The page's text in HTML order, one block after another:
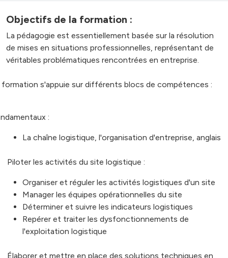
Objectifs de la formation :
La pédagogie est essentiellement basée sur la résolution
de mises en situations professionnelles, représentant de
véritables problématiques rencontrées en entreprise.
formation s'appuie sur différents blocs de compétences :
:
La chaîne logistique, l'organisation d'entreprise, anglais
Piloter les activités du site logistique :
Organiser et réguler les activités logistiques d'un site
Manager les équipes opérationnelles du site
Déterminer et suivre les indicateurs logistiques
Repérer et traiter les dysfonctionnements de
l'exploitation logistique
Élaborer et mettre en place des solutions techniques en